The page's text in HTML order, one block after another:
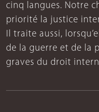
cinq langues. Notre
priorité la justice
Il traite aussi,
de la guerre et de la
graves du droit